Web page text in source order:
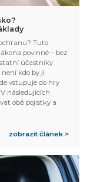
Tuto
povinné – bez
účastníky
kdo by ji
vstupuje do hry
následujících
obě pojistky a
zobrazit článek >